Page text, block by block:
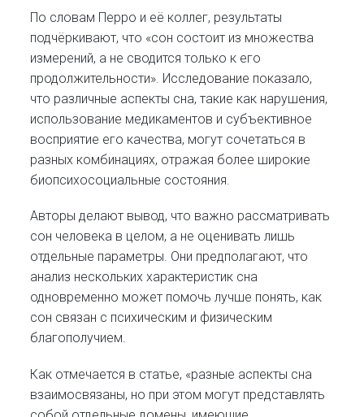
По словам Перро и её коллег, результаты
подчёркивают, что «сон состоит из множества
измерений, а не сводится только к его
продолжительности». Исследование показало,
что различные аспекты сна, такие как нарушения,
использование медикаментов и субъективное
восприятие его качества, могут сочетаться в
разных комбинациях, отражая более широкие
биопсихосоциальные состояния.
Авторы делают вывод, что важно рассматривать
сон человека в целом, а не оценивать лишь
отдельные параметры. Они предполагают, что
анализ нескольких характеристик сна
одновременно может помочь лучше понять, как
сон связан с психическим и физическим
благополучием.
Как отмечается в статье, «разные аспекты сна
взаимосвязаны, но при этом могут представлять